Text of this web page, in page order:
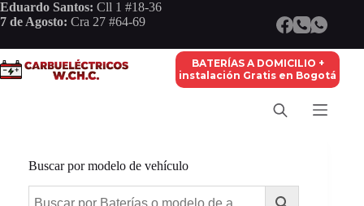
Saltar
al
Eduardo Santos: Cll 1 #18-36
7 de Agosto: Cra 27 #64-69
BATERÍAS A DOMICILIO +
instalación Gratis en Bogotá
Buscar por modelo de vehículo